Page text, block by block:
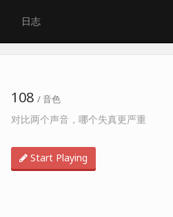
日志
108 / 音色
对比两个声音，哪个失真更严重
Start Playing